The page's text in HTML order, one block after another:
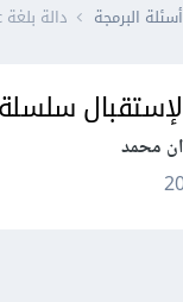
أسئلة البرمجة دالة بلغة c++ لإستقبال سلسلة حرفية و حساب عدد الفراغات فيها؟
محمد